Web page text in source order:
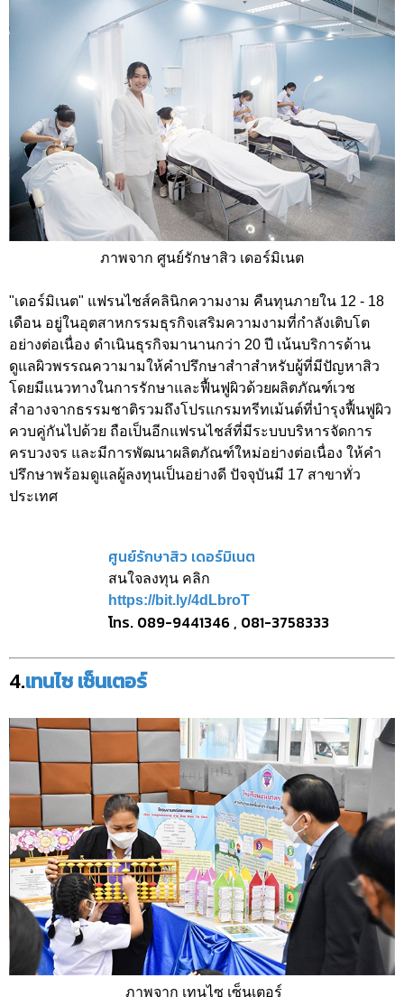
ภาพจาก ศูนย์รักษาสิว เดอร์มิเนต
"เดอร์มิเนต" แฟรนไชส์คลินิกความงาม คืนทุนภายใน 12 - 18
เดือน อยู่ในอุตสาหกรรมธุรกิจเสริมความงามที่กำลังเติบโต
อย่างต่อเนื่อง ดำเนินธุรกิจมานานกว่า 20 ปี เน้นบริการด้าน
ดูแลผิวพรรณความามให้คำปรึกษาสำาสำหรับผู้ที่มีปัญหาสิว
โดยมีแนวทางในการรักษาและฟื้นฟูผิวด้วยผลิตภัณฑ์เวช
สำอางจากธรรมชาติรวมถึงโปรแกรมทรีทเม้นต์ที่บำรุงฟื้นฟูผิว
ควบคู่กันไปด้วย ถือเป็นอีกแฟรนไชส์ที่มีระบบบริหารจัดการ
ครบวงจร และมีการพัฒนาผลิตภัณฑ์ใหม่อย่างต่อเนื่อง ให้คำ
ปรึกษาพร้อมดูแลผู้ลงทุนเป็นอย่างดี ปัจจุบันมี 17 สาขาทั่ว
ประเทศ
ศูนย์รักษาสิว เดอร์มิเนต
สนใจลงทุน คลิก
https://bit.ly/4dLbroT
โทร. 089-9441346 , 081-3758333
4.เทนไซ เซ็นเตอร์
ภาพจาก เทนไซ เซ็นเตอร์